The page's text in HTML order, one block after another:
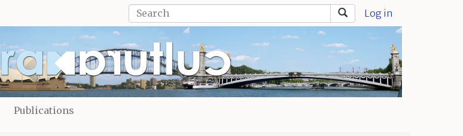
Log in
Search
form
Search
Publications